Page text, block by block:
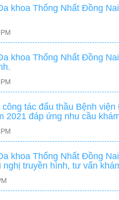
khoa Thống Nhất Đồng
khoa Thống Nhất Đồng
tác đấu thầu Bệnh
2021 đáp ứng nhu cầu
khoa Thống Nhất Đồng
nghị truyền hình, tư vấn